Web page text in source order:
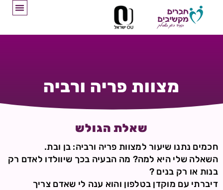
מצוות פריה ורביה
שאלת הגולש
חכמים נתנו שיעור למצוות פריה ורביה: בן ובת.
השאלה שלי היא למה? מה הבעיה בכך שיוולדו לאדם רק
בנות או רק בנים ?
דיברתי עם מוקדן בטלפון והוא ענה לי שאדם צריך